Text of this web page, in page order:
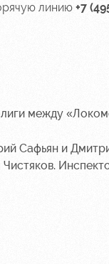
линию +7
между
Сафьян и